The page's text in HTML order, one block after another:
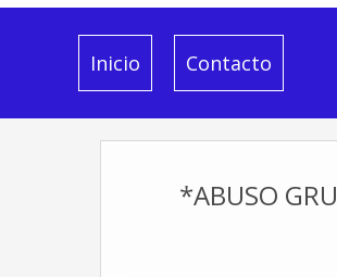
Inicio Contacto
*ABUSO